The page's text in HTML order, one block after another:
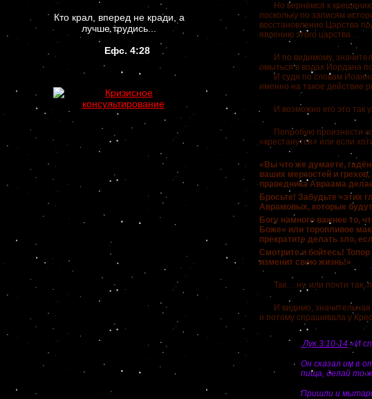
Кто крал, вперед не кради, а
лучше трудись...
Ефс. 4:28
Но вернёмся к крещению
поскольку по записям
восстановление Царства
явлению этого царства…
И по видимому,
омыться в водах Иордана
И судя по словам Иоанна
именно на такое действие
И возможно его это так
Попробую произнести
«крестанутся» или если
«Вы что же думаете,
ваших мерзостей и
праведника Авраама
Бросьте! Забудьте «этих
Аврамовых, которые
Богу намного важнее то,
Боже» или торопливое
прекратите делать зло,
Смотрите и бойтесь!
изменит свою жизнь!»
Так… ну, или почти так,
И видимо, значительная
и потому спрашивала у
Лук.3:10-14 «И
Он сказал им в
пища, делай то
Пришли и